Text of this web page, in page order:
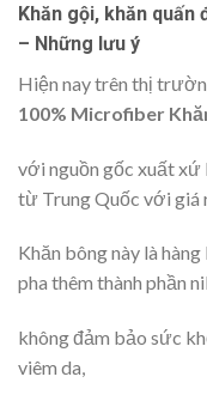
Khăn gội, khăn
– Những lưu ý
Hiện nay trên thị
100% Microfiber
với nguồn gốc xuất xứ
từ Trung Quốc với giá
Khăn bông này là
pha thêm thành phần
không đảm bảo sức
viêm da,